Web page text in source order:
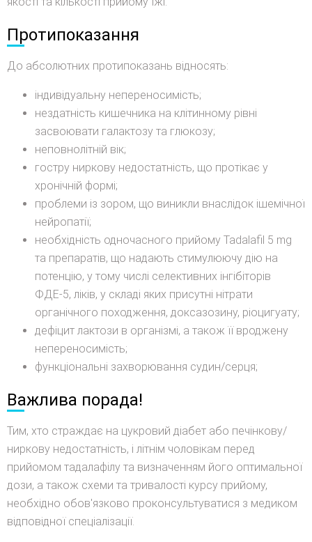
Протипоказання
До абсолютних протипоказань відносять:
індивідуальну непереносимість;
нездатність кишечника на клітинному рівні
засвоювати галактозу та глюкозу;
неповнолітній вік;
гостру ниркову недостатність, що протікає у
хронічній формі;
проблеми із зором, що виникли внаслідок ішемічної
нейропатії;
необхідність одночасного прийому Tadalafil 5 mg
та препаратів, що надають стимулюючу дію на
потенцію, у тому числі селективних інгібіторів
ФДЕ-5, ліків, у складі яких присутні нітрати
органічного походження, доксазозину, ріоцигуату;
дефіцит лактози в організмі, а також її вроджену
непереносимість;
функціональні захворювання судин/серця;
Важлива порада!
Тим, хто страждає на цукровий діабет або печінкову/
ниркову недостатність, і літнім чоловікам перед
прийомом тадалафілу та визначенням його оптимальної
дози, а також схеми та тривалості курсу прийому,
необхідно обов'язково проконсультуватися з медиком
відповідної спеціалізації.